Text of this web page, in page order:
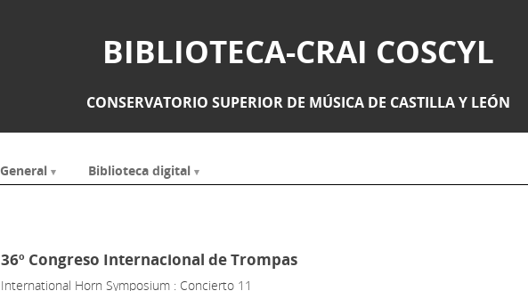
BIBLIOTECA-CRAI COSCYL
CONSERVATORIO SUPERIOR DE MÚSICA DE CASTILLA Y LEÓN
Biblioteca digital
36º Congreso Internacional de Trompas
International Horn Symposium : Concierto 11